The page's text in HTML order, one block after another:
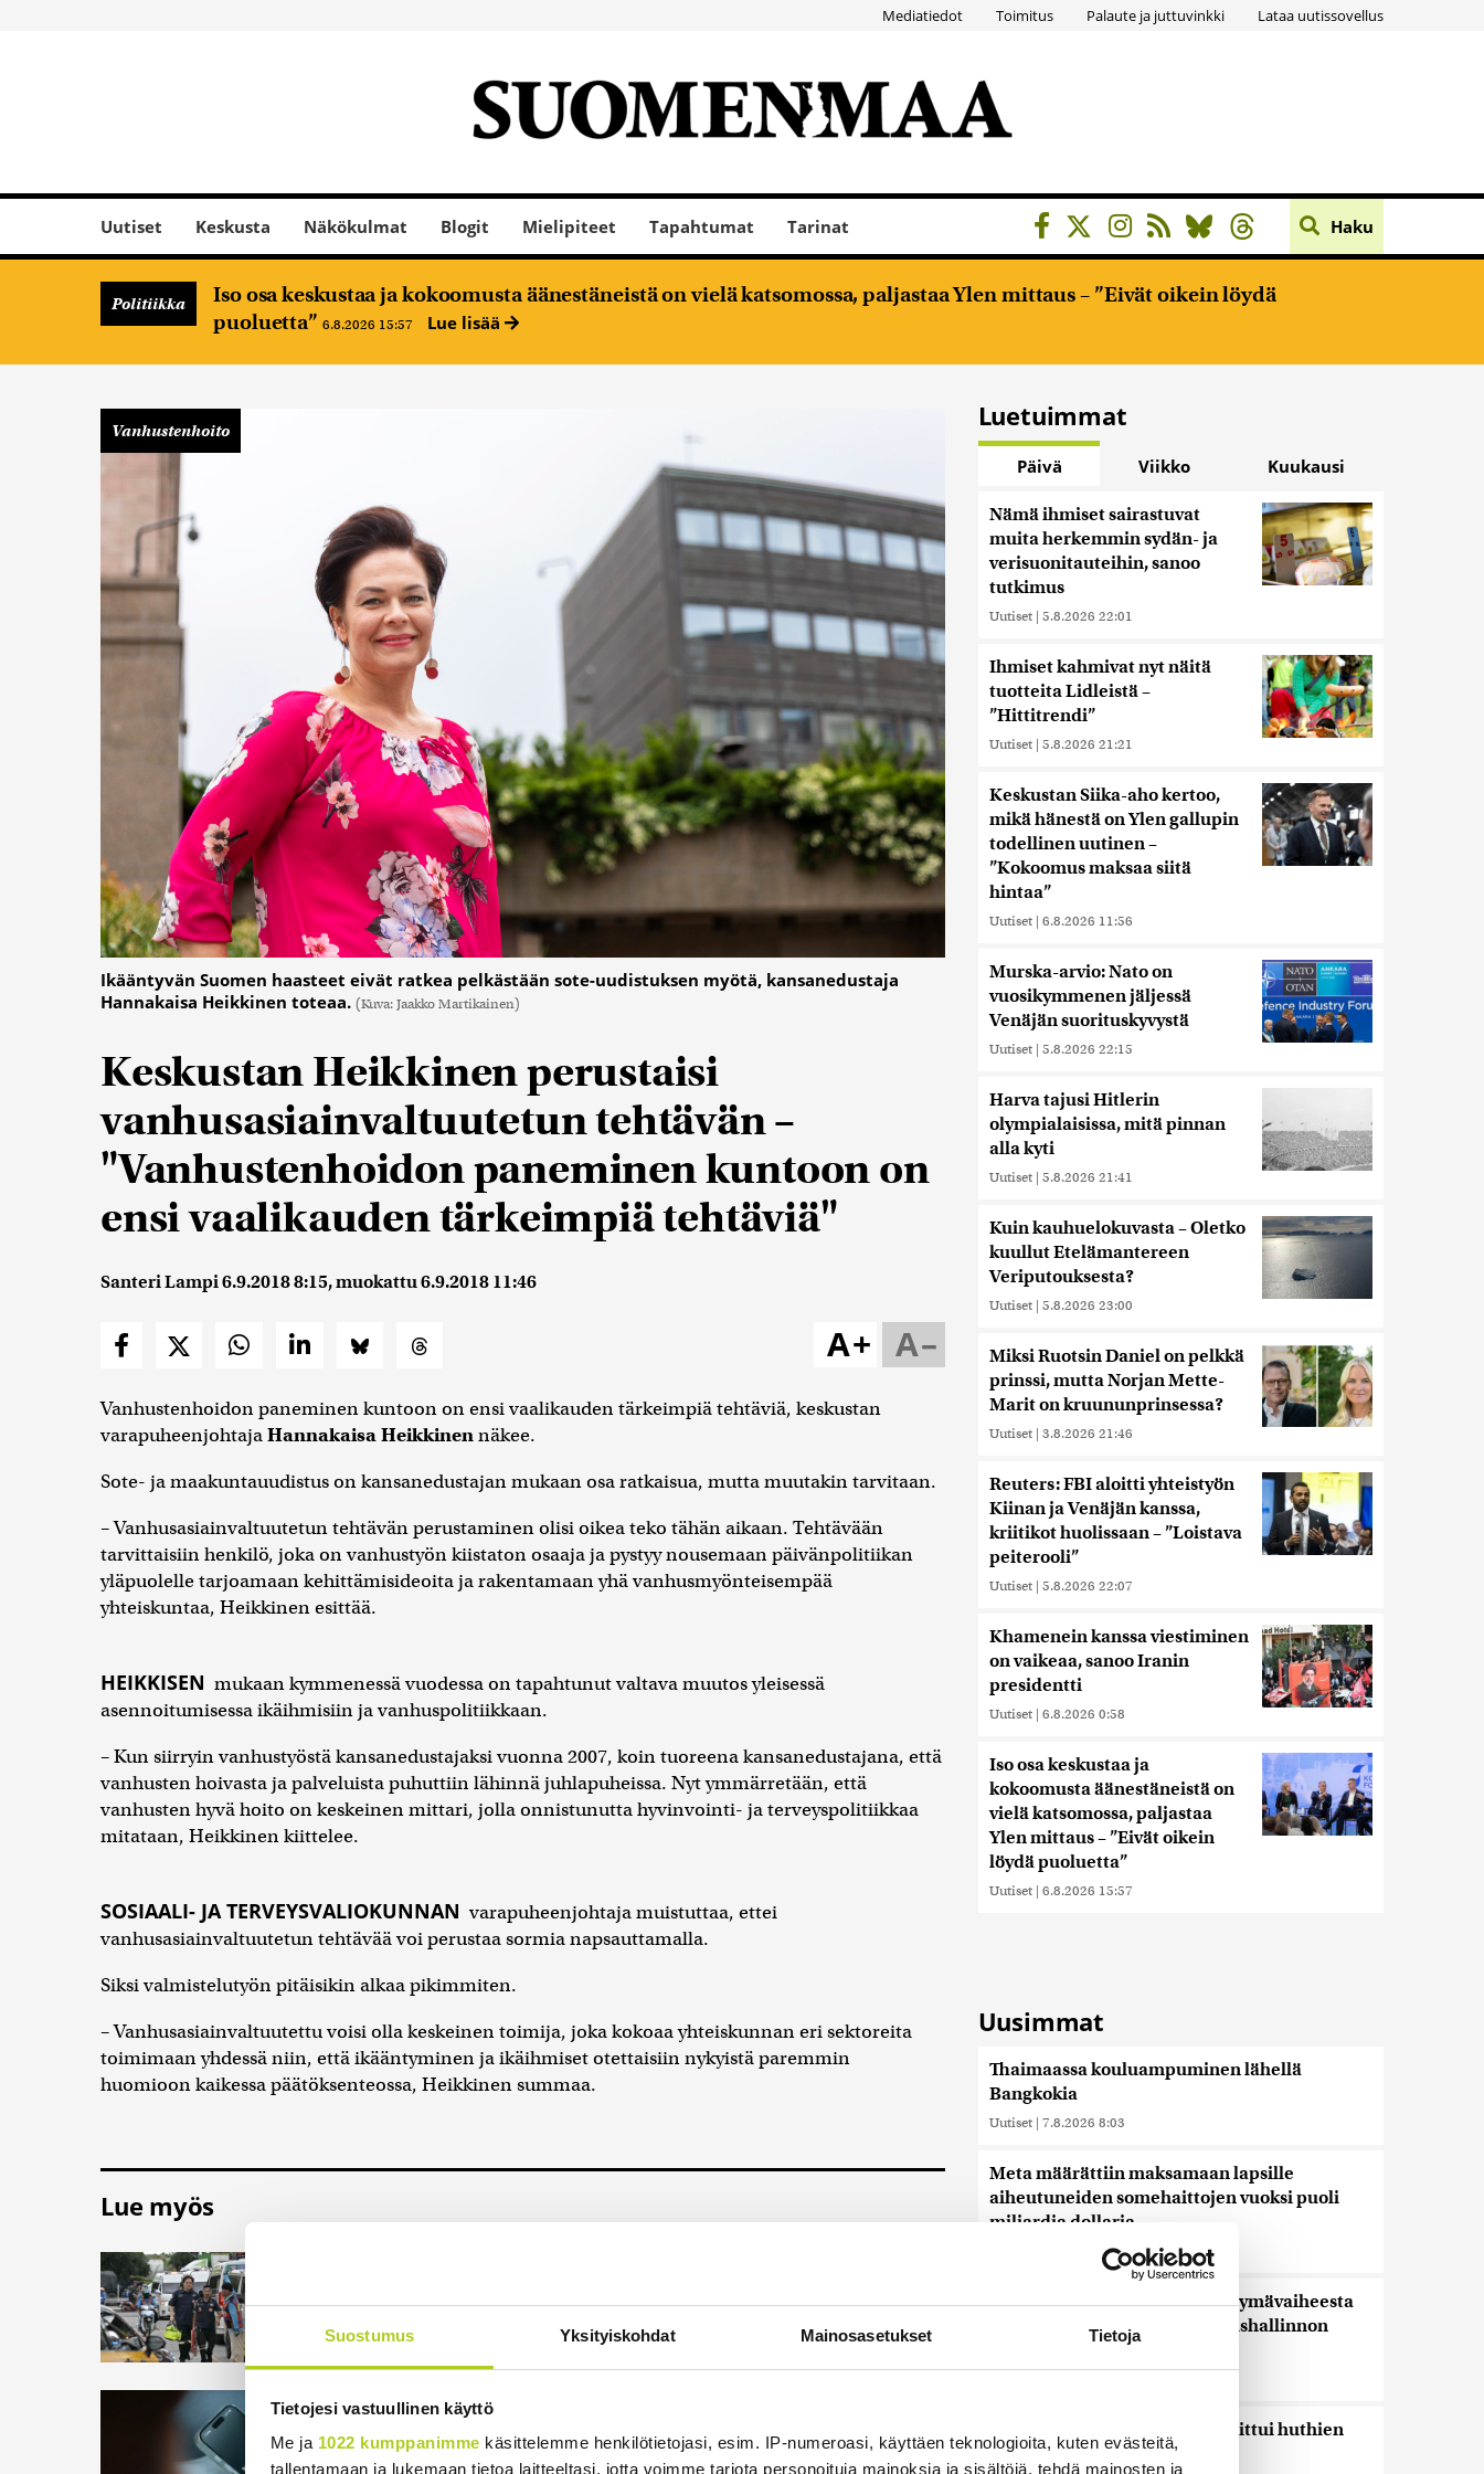
Suostumus Yksityiskohdat Mainosasetukset Tietoja
Tietojesi vastuullinen käyttö
Me ja 1022 kumppanimme käsittelemme henkilötietojasi, esim. IP-numeroasi, käyttäen teknologioita, kuten evästeitä,
tallentamaan ja lukemaan tietoa laitteeltasi, jotta voimme tarjota personoituja mainoksia ja sisältöjä, tehdä mainosten ja
Mediatiedot Toimitus Palaute ja juttuvinkki Lataa uutissovellus
Uutiset Keskusta Näkökulmat Blogit Mielipiteet Tapahtumat Tarinat Haku
Politiikka
Iso osa keskustaa ja kokoomusta äänestäneistä on vielä katsomossa, paljastaa Ylen mittaus – ”Eivät oikein löydä
puoluetta” 6.8.2026 15:57 Lue lisää
Vanhustenhoito
Ikääntyvän Suomen haasteet eivät ratkea pelkästään sote-uudistuksen myötä, kansanedustaja
Hannakaisa Heikkinen toteaa. (Kuva: Jaakko Martikainen)
Keskustan Heikkinen perustaisi
vanhusasiainvaltuutetun tehtävän –
"Vanhustenhoidon paneminen kuntoon on
ensi vaalikauden tärkeimpiä tehtäviä"
Santeri Lampi6.9.2018 8:15, muokattu6.9.2018 11:46
A–
A+
Vanhustenhoidon paneminen kuntoon on ensi vaalikauden tärkeimpiä tehtäviä, keskustan
varapuheenjohtajaHannakaisa Heikkinennäkee.
Sote- ja maakuntauudistus on kansanedustajan mukaan osa ratkaisua, mutta muutakin tarvitaan.
– Vanhusasiainvaltuutetun tehtävän perustaminen olisi oikea teko tähän aikaan. Tehtävään
tarvittaisiin henkilö, joka on vanhustyön kiistaton osaaja ja pystyy nousemaan päivänpolitiikan
yläpuolelle tarjoamaan kehittämisideoita ja rakentamaan yhä vanhusmyönteisempää
yhteiskuntaa, Heikkinen esittää.
HEIKKISEN mukaan kymmenessä vuodessa on tapahtunut valtava muutos yleisessä
asennoitumisessa ikäihmisiin ja vanhuspolitiikkaan.
– Kun siirryin vanhustyöstä kansanedustajaksi vuonna 2007, koin tuoreena kansanedustajana, että
vanhusten hoivasta ja palveluista puhuttiin lähinnä juhlapuheissa. Nyt ymmärretään, että
vanhusten hyvä hoito on keskeinen mittari, jolla onnistunutta hyvinvointi- ja terveyspolitiikkaa
mitataan, Heikkinen kiittelee.
SOSIAALI- JA TERVEYSVALIOKUNNAN varapuheenjohtaja muistuttaa, ettei
vanhusasiainvaltuutetun tehtävää voi perustaa sormia napsauttamalla.
Siksi valmistelutyön pitäisikin alkaa pikimmiten.
– Vanhusasiainvaltuutettu voisi olla keskeinen toimija, joka kokoaa yhteiskunnan eri sektoreita
toimimaan yhdessä niin, että ikääntyminen ja ikäihmiset otettaisiin nykyistä paremmin
huomioon kaikessa päätöksenteossa, Heikkinen summaa.
Lue myös
Meta määrättiin maksamaan lapsille aiheutuneiden
Yhdysvalloissa New Mexicon osavaltiossa tuomioistuin määräsi somejätti
Luetuimmat
Päivä Viikko Kuukausi
Nämä ihmiset sairastuvat
muita herkemmin sydän- ja
verisuonitauteihin, sanoo
tutkimus
Uutiset | 5.8.2026 22:01
Ihmiset kahmivat nyt näitä
tuotteita Lidleistä –
”Hittitrendi”
Uutiset | 5.8.2026 21:21
Keskustan Siika-aho kertoo,
mikä hänestä on Ylen gallupin
todellinen uutinen –
”Kokoomus maksaa siitä
hintaa”
Uutiset | 6.8.2026 11:56
Murska-arvio: Nato on
vuosikymmenen jäljessä
Venäjän suorituskyvystä
Uutiset | 5.8.2026 22:15
Harva tajusi Hitlerin
olympialaisissa, mitä pinnan
alla kyti
Uutiset | 5.8.2026 21:41
Kuin kauhuelokuvasta – Oletko
kuullut Etelämantereen
Veriputouksesta?
Uutiset | 5.8.2026 23:00
Miksi Ruotsin Daniel on pelkkä
prinssi, mutta Norjan Mette-
Marit on kruununprinsessa?
Uutiset | 3.8.2026 21:46
Reuters: FBI aloitti yhteistyön
Kiinan ja Venäjän kanssa,
kriitikot huolissaan – ”Loistava
peiterooli”
Uutiset | 5.8.2026 22:07
Khamenein kanssa viestiminen
on vaikeaa, sanoo Iranin
presidentti
Uutiset | 6.8.2026 0:58
Iso osa keskustaa ja
kokoomusta äänestäneistä on
vielä katsomossa, paljastaa
Ylen mittaus – ”Eivät oikein
löydä puoluetta”
Uutiset | 6.8.2026 15:57
Uusimmat
Thaimaassa kouluampuminen lähellä
Bangkokia
Uutiset | 7.8.2026 8:03
Meta määrättiin maksamaan lapsille
aiheutuneiden somehaittojen vuoksi puoli
miljardia dollaria
7.8.2026 6:52
Venezuelassa neuvottelut siirtymävaiheesta
alkoivat opposition ja väliaikaishallinnon
Toistakymmentä siviiliä haavoittui huthien
iskussa Saudi-Arabiaan